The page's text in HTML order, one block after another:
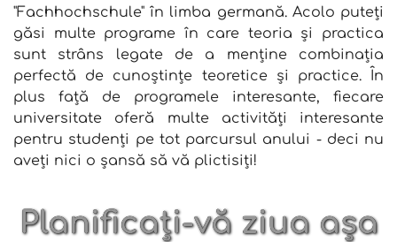
"Fachhochschule" în limba germană. Acolo puteți
găsi multe programe în care teoria și practica
sunt strâns legate de a menține combinația
perfectă de cunoștințe teoretice și practice. În
plus față de programele interesante, fiecare
universitate oferă multe activități interesante
pentru studenți pe tot parcursul anului - deci nu
aveți nici o șansă să vă plictisiți!
Planificați-vă ziua așa